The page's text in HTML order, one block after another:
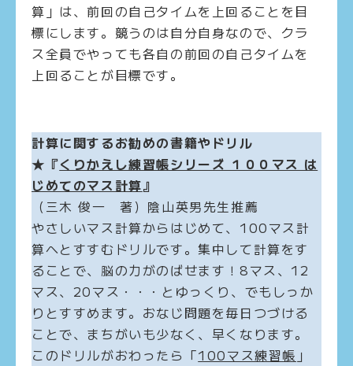
算」は、前回の自己タイムを上回ることを目
標にします。競うのは自分自身なので、クラ
ス全員でやっても各自の前回の自己タイムを
上回ることが目標です。
計算に関するお勧めの書籍やドリル
★『くりかえし練習帳シリーズ １００マス は
じめてのマス計算』
（三木 俊一 著）陰山英男先生推薦
やさしいマス計算からはじめて、100マス計
算へとすすむドリルです。集中して計算をす
ることで、脳の力がのばせます！8マス、12
マス、20マス・・・とゆっくり、でもしっか
りとすすめます。おなじ問題を毎日つづける
ことで、まちがいも少なく、早くなります。
このドリルがおわったら「100マス練習帳 」